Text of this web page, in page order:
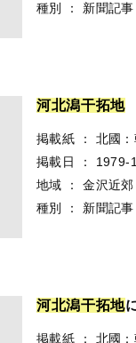
種別
： 新聞記事
河北潟干拓地
掲載紙 ：
北國：
掲載日
：
1979-
地域
：
金沢近郊
種別
： 新聞記事
河北潟干拓地
掲載紙 ： 北國：